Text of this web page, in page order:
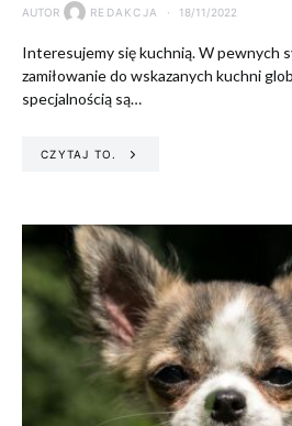
AUTOR REDAKCJA 18/11/2022
Interesujemy się kuchnią. W pewnych
zamiłowanie do wskazanych kuchni
specjalnością są…
CZYTAJ TO.